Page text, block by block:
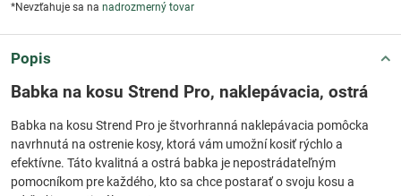
*Nevzťahuje sa na nadrozmerný tovar
Popis
Babka na kosu Strend Pro, naklepávacia, ostrá
Babka na kosu Strend Pro je štvorhranná naklepávacia pomôcka
navrhnutá na ostrenie kosy, ktorá vám umožní kosiť rýchlo a
efektívne. Táto kvalitná a ostrá babka je nepostrádateľným
pomocníkom pre každého, kto sa chce postarať o svoju kosu a